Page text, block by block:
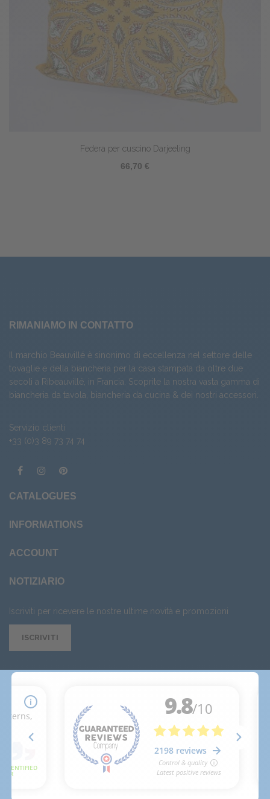
Federa per cuscino Récif
RIMANIAMO IN CONTATTO
Il marchio Beauvillé è sinonimo di eccellenza nel settore delle
tovaglie e della biancheria per la casa stampata da oltre due
secoli a Ribeauvillé, in Francia. Scoprite la nostra vasta gamma di
biancheria da tavola
biancheria da cucina & dei nostri accessori
Servizio clienti
+33 (0)3 89 73 74 74
CATALOGUES
INFORMATIONS
ACCOUNT
NOTIZIARIO
Iscriviti per ricevere le nostre ultime novità e promozioni
ISCRIVITI